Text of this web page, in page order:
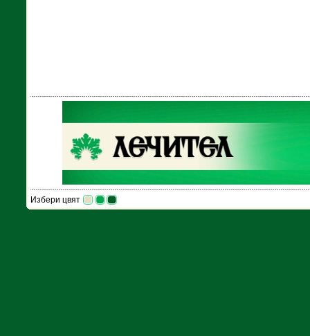
Избери цвят